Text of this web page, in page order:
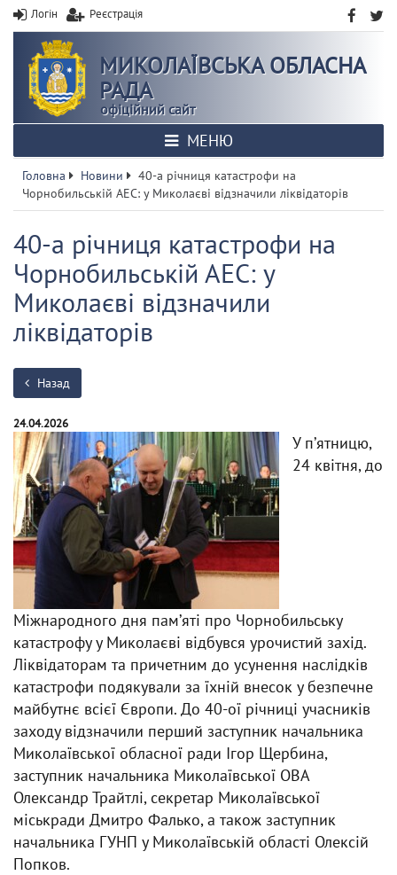
Логін Реєстрація
МИКОЛАЇВСЬКА ОБЛАСНА
РАДА
офіційний сайт
МЕНЮ
Головна Новини
40-а річниця катастрофи на
Чорнобильській АЕС: у Миколаєві відзначили ліквідаторів
40-а річниця катастрофи на
Чорнобильській АЕС: у
Миколаєві відзначили
ліквідаторів
Назад
24.04.2026
У пʼятницю,
24 квітня, до
Міжнародного дня памʼяті про Чорнобильську
катастрофу у Миколаєві відбувся урочистий захід.
Ліквідаторам та причетним до усунення наслідків
катастрофи подякували за їхній внесок у безпечне
майбутнє всієї Європи. До 40-ої річниці учасників
заходу відзначили перший заступник начальника
Миколаївської обласної ради Ігор Щербина,
заступник начальника Миколаївської ОВА
Олександр Трайтлі, секретар Миколаївської
міськради Дмитро Фалько, а також заступник
начальника ГУНП у Миколаївській області Олексій
Попков.